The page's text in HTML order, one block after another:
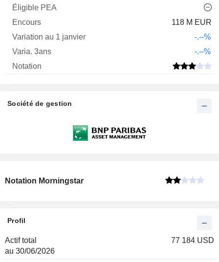
118 M EUR
-.--%
-.--%
Société de gestion
Notation Morningstar
Profil
Actif total
au 30/06/2026
77 184 USD